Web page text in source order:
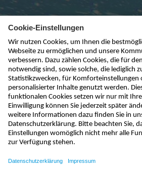
kontakt@nivus.com
+49 7262 9191-0
sales@nivus.com
+49 7262 9191-794
hotline@nivus.com